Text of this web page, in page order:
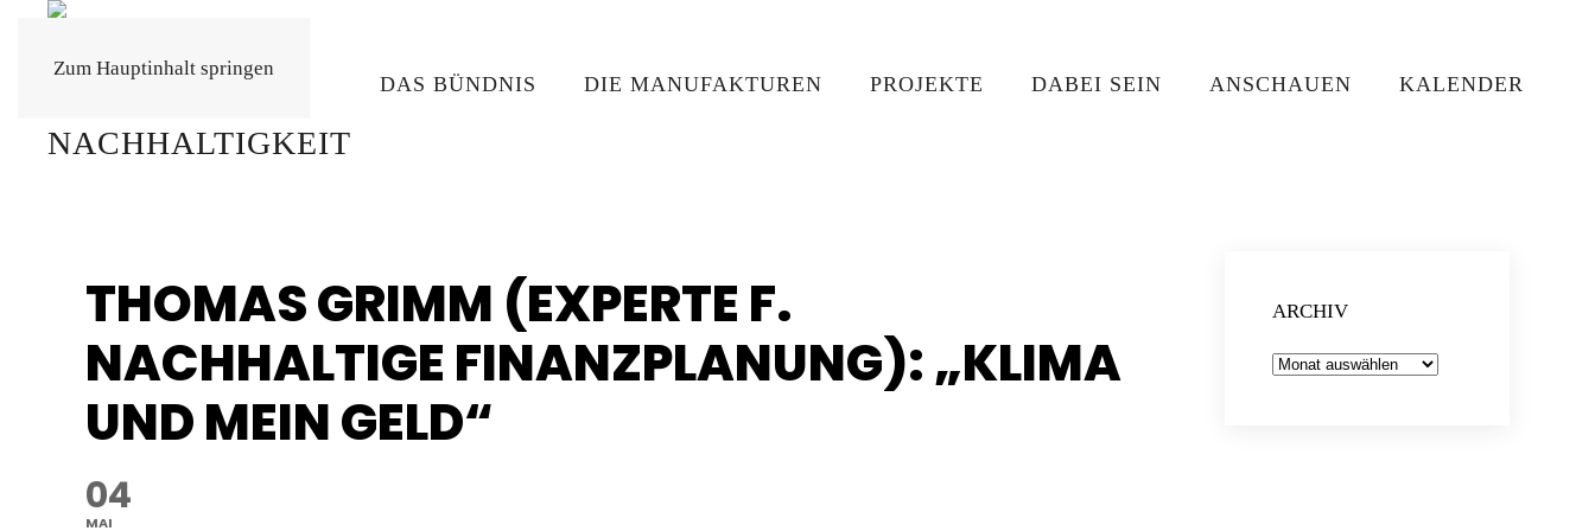
Zum Hauptinhalt springen
DAS BÜNDNIS DIE MANUFAKTUREN PROJEKTE DABEI SEIN ANSCHAUEN KALENDER
THOMAS GRIMM (EXPERTE F.
NACHHALTIGE FINANZPLANUNG): „KLIMA
UND MEIN GELD“
04
MAI
ARCHIV
Archiv